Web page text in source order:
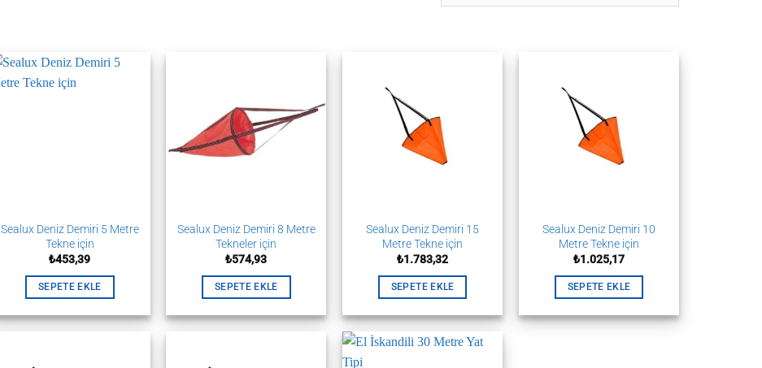
Sealux Deniz Demiri 5 Metre
Tekne için
₺453,39
SEPETE EKLE
Sealux Deniz Demiri 8 Metre
Tekneler için
₺574,93
SEPETE EKLE
Sealux Deniz Demiri 15
Metre Tekne için
₺1.783,32
SEPETE EKLE
Sealux Deniz Demiri 10
Metre Tekne için
₺1.025,17
SEPETE EKLE